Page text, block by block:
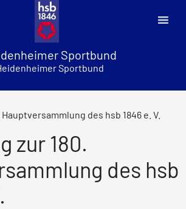
Sportbund
Sportbund
des hsb 1846 e. V.
zur 180.
des hsb